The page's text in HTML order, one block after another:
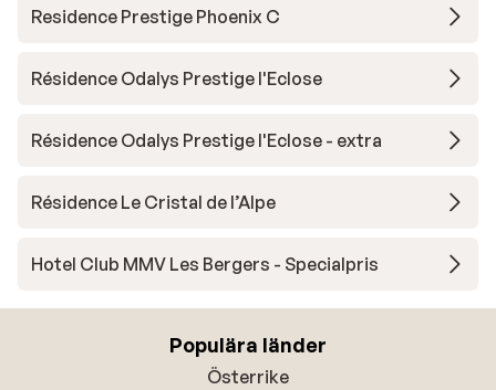
Residence Prestige Phoenix C
Résidence Odalys Prestige l'Eclose
Résidence Odalys Prestige l'Eclose - extra
Résidence Le Cristal de l’Alpe
Hotel Club MMV Les Bergers - Specialpris
Populära länder
Österrike